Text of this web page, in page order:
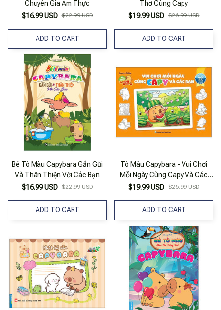
Chuyên Gia Ẩm Thực
$16.99 USD $22.99 USD
ADD TO CART
Thơ Cùng Capy
$19.99 USD $26.99 USD
ADD TO CART
Bé Tô Màu Capybara Gần Gũi
Và Thân Thiện Với Các Bạn
$16.99 USD $22.99 USD
ADD TO CART
Tô Màu Capybara - Vui Chơi
Mỗi Ngày Cùng Capy Và Các
Bạn
$19.99 USD $26.99 USD
ADD TO CART